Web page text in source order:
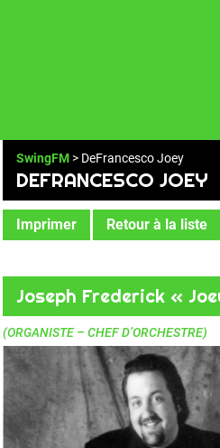
SwingFM > DeFrancesco Joey
DEFRANCESCO JOEY
Imprimer Retour à la liste
Joseph Frederick «
(ORGANISTE – CHEF D’ORCHESTRE)